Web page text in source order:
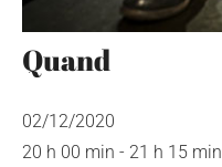
Quand
02/12/2020
20 h 00 min - 21 h 15 min